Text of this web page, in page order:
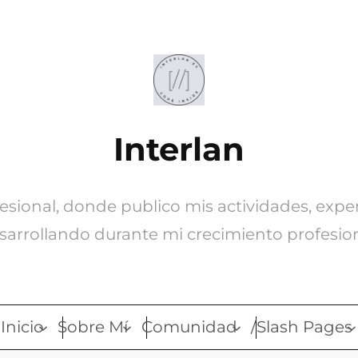
Interlan
donde publico mis actividades,
durante mi crecimiento
Inicio Sobre Mí Comunidad /Slash Pages